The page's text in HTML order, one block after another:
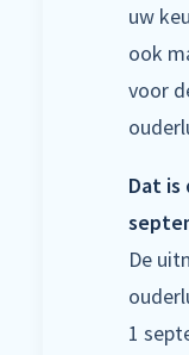
uw
ook
voor
Dat is
De
1